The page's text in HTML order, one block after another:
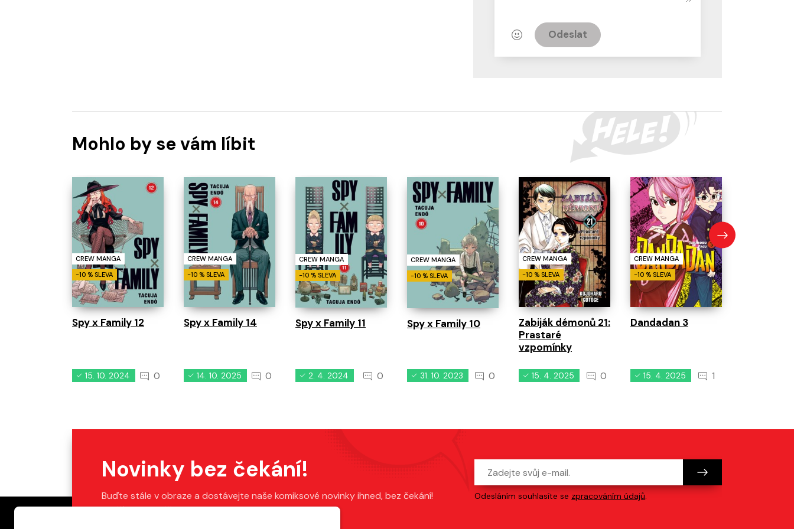
Odeslat
Mohlo by se vám líbit
CREW MANGA
-10 % SLEVA
Spy x Family 12
15. 10. 2024 0
CREW MANGA
-10 % SLEVA
Spy x Family 14
14. 10. 2025 0
CREW MANGA
-10 % SLEVA
Spy x Family 11
2. 4. 2024 0
CREW MANGA
-10 % SLEVA
Spy x Family 10
31. 10. 2023 0
CREW MANGA
-10 % SLEVA
Zabiják démonů 21:
Prastaré
vzpomínky
15. 4. 2025 0
CREW MANGA
-10 % SLEVA
Dandadan 3
15. 4. 2025 1
Novinky bez čekání!
Buďte stále v obraze a dostávejte naše komiksové novinky ihned, bez čekání!
Stačí vyplnit váš e-mail.
Odesláním souhlasíte se zpracováním údajů.